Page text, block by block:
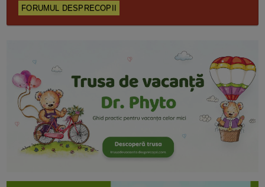
FORUMUL DESPRECOPII